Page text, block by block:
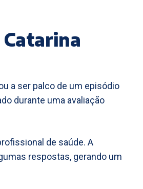
a ser palco de um episódio
durante uma avaliação
de saúde. A
respostas, gerando um